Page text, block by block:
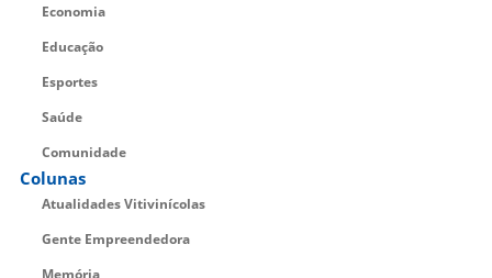
Economia
Educação
Esportes
Saúde
Comunidade
Colunas
Atualidades Vitivinícolas
Gente Empreendedora
Memória